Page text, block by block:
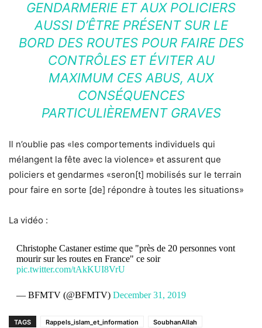
GENDARMERIE ET AUX POLICIERS
AUSSI D’ÊTRE PRÉSENT SUR LE
BORD DES ROUTES POUR FAIRE DES
CONTRÔLES ET ÉVITER AU
MAXIMUM CES ABUS, AUX
CONSÉQUENCES
PARTICULIÈREMENT GRAVES
Il n’oublie pas «les comportements individuels qui
mélangent la fête avec la violence» et assurent que
policiers et gendarmes «seron[t] mobilisés sur le terrain
pour faire en sorte [de] répondre à toutes les situations»
La vidéo :
Christophe Castaner estime que "près de 20 personnes vont
mourir sur les routes en France" ce soir
pic.twitter.com/tAkKUI8VrU
— BFMTV (@BFMTV) December 31, 2019
TAGS Rappels_islam_et_information SoubhanAllah